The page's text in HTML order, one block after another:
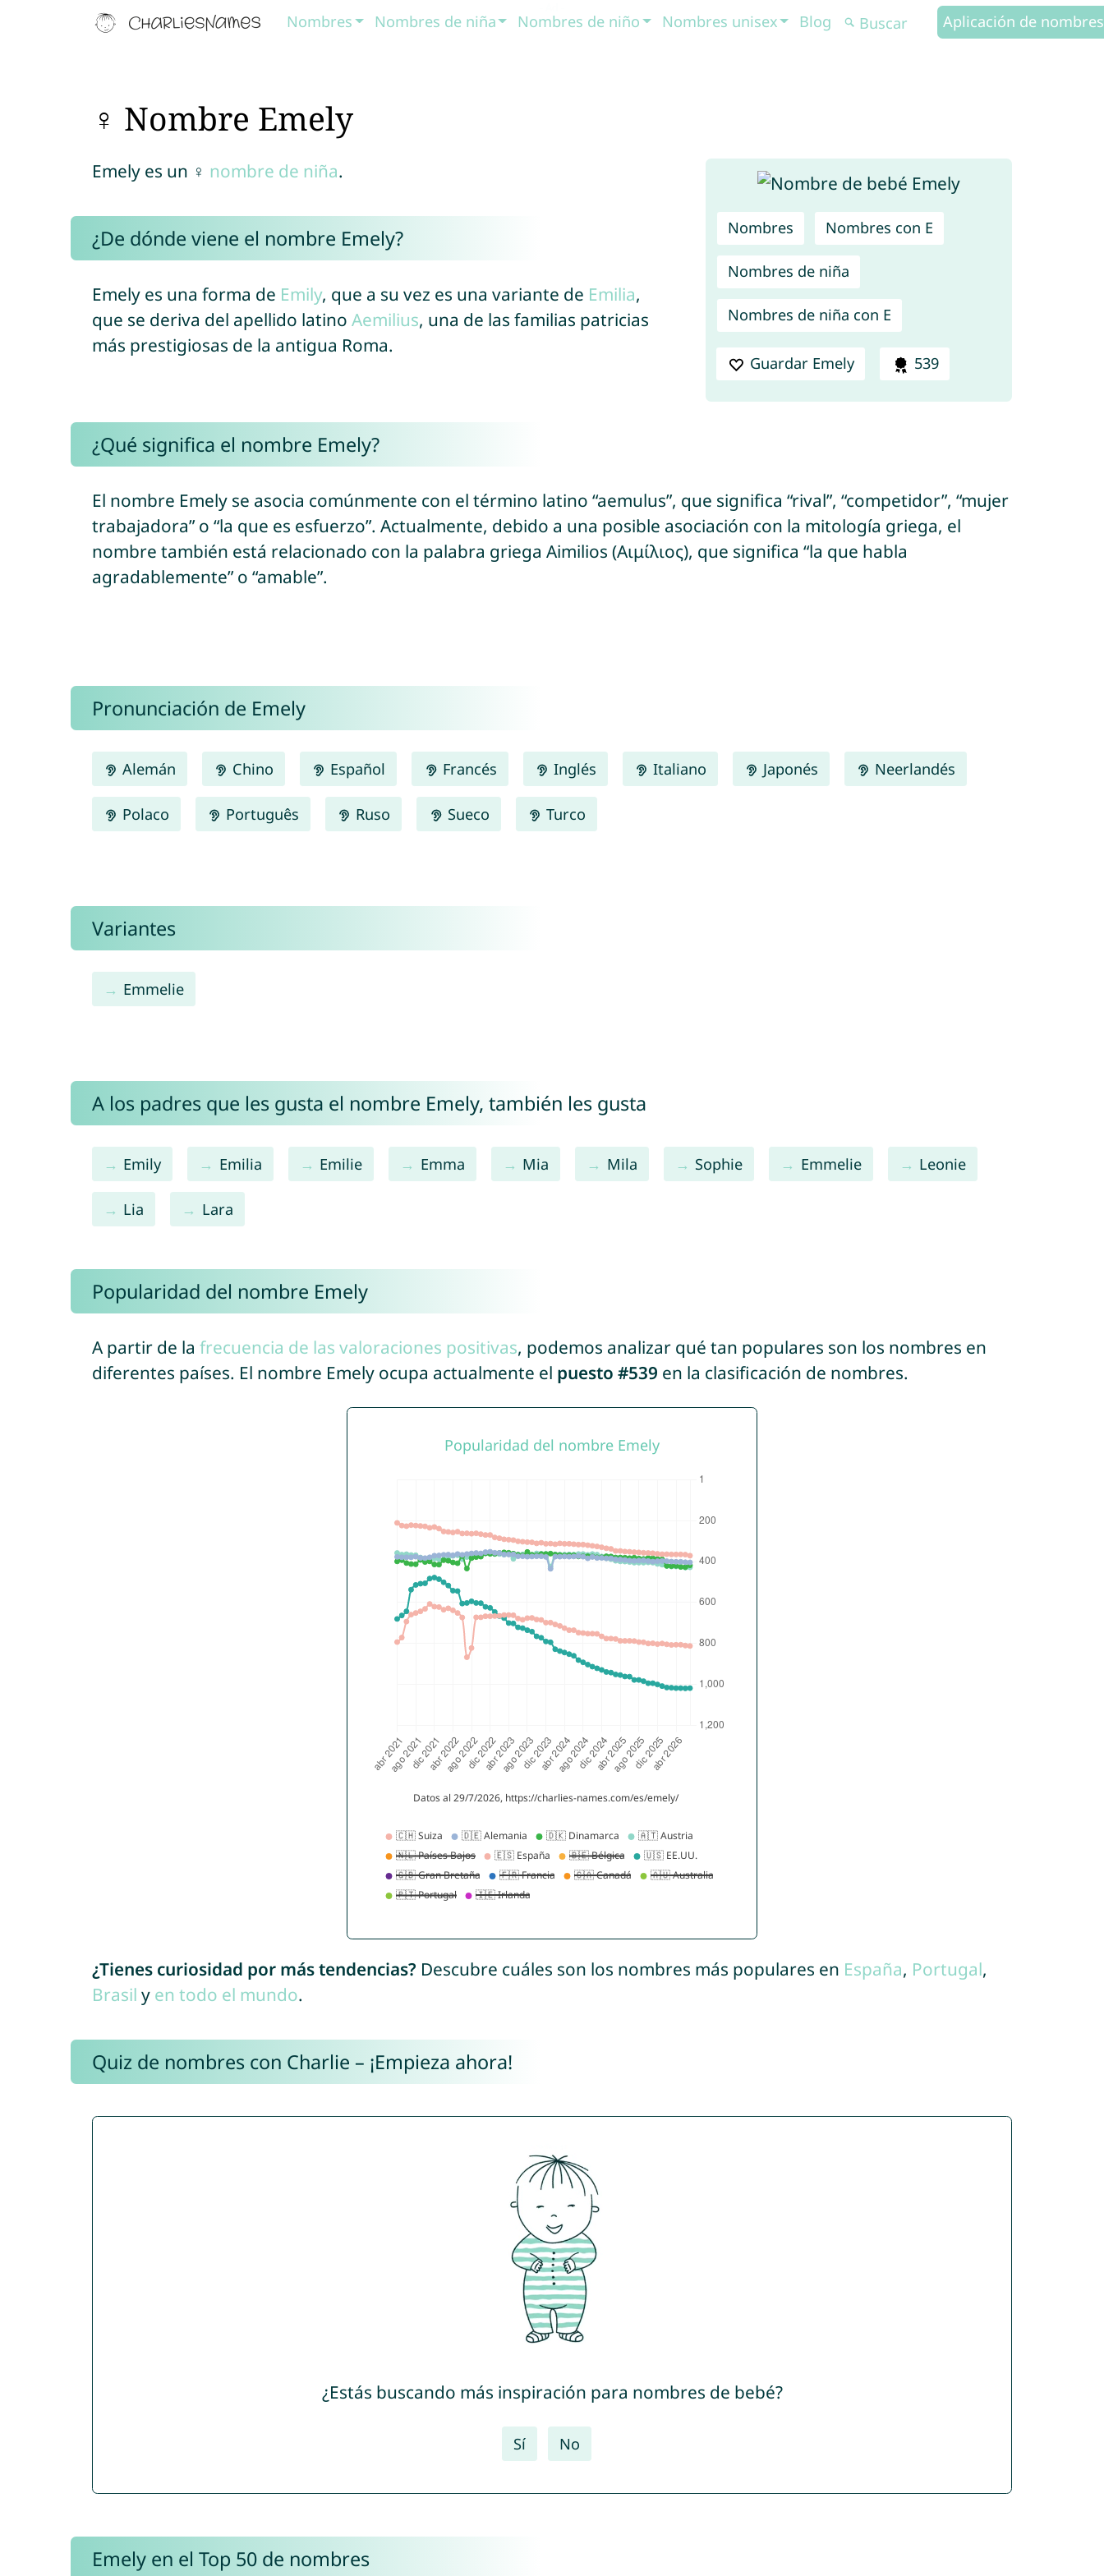
Nombres Nombres de niña Nombres de niño Nombres unisex Blog Aplicación de nombres
♀ Nombre Emely
Nombres Nombres con E
Nombres de niña
Nombres de niña con E
Guardar Emely 539
Emely es un ♀ nombre de niña.
¿De dónde viene el nombre Emely?
Emely es una forma de Emily, que a su vez es una variante de Emilia,
que se deriva del apellido latino Aemilius, una de las familias patricias
más prestigiosas de la antigua Roma.
¿Qué significa el nombre Emely?
El nombre Emely se asocia comúnmente con el término latino “aemulus”, que significa “rival”, “competidor”, “mujer
trabajadora” o “la que es esfuerzo”. Actualmente, debido a una posible asociación con la mitología griega, el
nombre también está relacionado con la palabra griega Aimilios (Αιμίλιος), que significa “la que habla
agradablemente” o “amable”.
Pronunciación de Emely
Alemán Chino Español Francés Inglés Italiano Japonés Neerlandés
Polaco Português Ruso Sueco Turco
Variantes
Emmelie
A los padres que les gusta el nombre Emely, también les gusta
Emily Emilia Emilie Emma Mia Mila Sophie Emmelie Leonie
Lia Lara
Popularidad del nombre Emely
A partir de la frecuencia de las valoraciones positivas, podemos analizar qué tan populares son los nombres en
diferentes países. El nombre Emely ocupa actualmente el puesto #539 en la clasificación de nombres.
¿Tienes curiosidad por más tendencias? Descubre cuáles son los nombres más populares en España, Portugal,
Brasil y en todo el mundo.
Quiz de nombres con Charlie – ¡Empieza ahora!
¿Estás buscando más inspiración para nombres de bebé?
Sí No
Emely en el Top 50 de nombres